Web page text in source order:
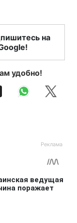
на
удобно!